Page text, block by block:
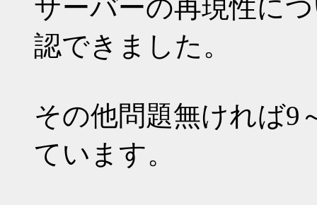
サーバーの再現性に
認できました。
その他問題無ければ9
ています。